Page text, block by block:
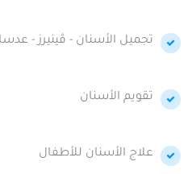
تجميل الأسنان - ڤينيرز -
تقويم الأسنان
علاج الأسنان للأطفال